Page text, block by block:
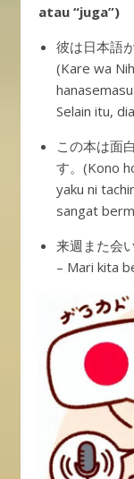
atau “juga”)
彼は日本語
(Kare wa
Selain itu,
この本は面
す。(Kono
yaku ni
sangat
来週また会
– Mari kita